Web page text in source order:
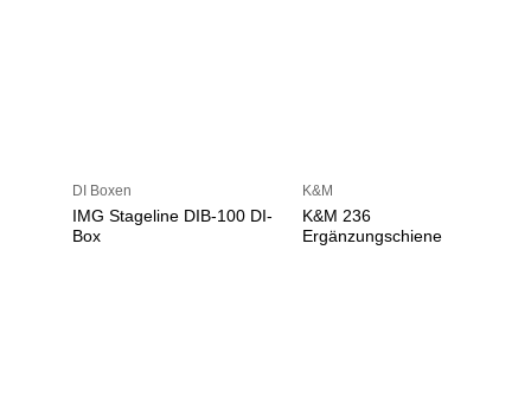
DI Boxen
IMG Stageline DIB-100 DI-
Box
K&M
K&M 236
Ergänzungschiene